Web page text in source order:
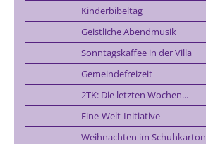
Kinderbibeltag
Geistliche Abendmusik
Sonntagskaffee in der Villa
Gemeindefreizeit
2TK: Die letzten Wochen...
Eine-Welt-Initiative
Weihnachten im Schuhkarton